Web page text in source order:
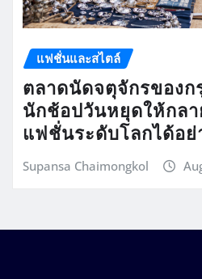
แฟชั่นและสไตล์
ตลาดนัดจตุจักรของก
นักช้อปวันหยุดให้กลา
แฟชั่นระดับโลกได้อย่
Supansa Chaimongkol